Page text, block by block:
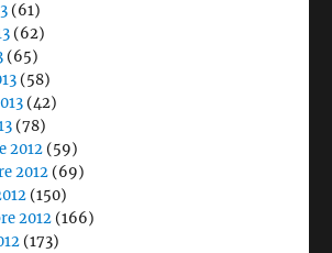
(61)
(62)
(65)
(58)
(42)
(78)
2012 (59)
2012 (69)
(150)
2012 (166)
(173)